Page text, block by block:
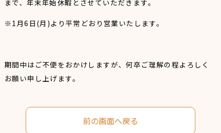
まで、年末年始休暇とさせていただきます。
※1月6日(月)より平常どおり営業いたします。
期間中はご不便をおかけしますが、何卒ご理解の程よろしく
お願い申し上げます。
前の画面へ戻る